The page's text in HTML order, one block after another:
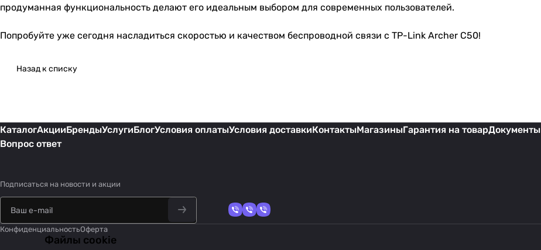
продуманная функциональность делают его идеальным выбором для современных пользователей.
Попробуйте уже сегодня насладиться скоростью и качеством беспроводной связи с TP-Link Archer C50!
Назад к списку
КаталогАкцииБрендыУслугиБлогУсловия оплатыУсловия доставкиКонтактыМагазиныГарантия на товарДокументы
Вопрос ответ
Подписаться на новости и акции
КонфиденциальностьОферта
Файлы cookie